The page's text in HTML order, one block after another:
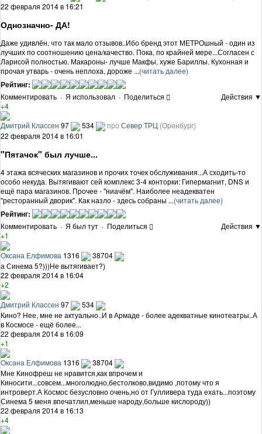
22 февраля 2014 в 16:21
Однозначно- ДА!
Даже удивлён, что так мало отзывов..Ибо бренд этот МЕТРОшный - один из
лучших по соотношению цена/качество. Пока, по крайней мере...Согласен с
Ларисой полностью. Макароны- лучше Макфы, хуже Бариллы. Кухонная и
прочая утварь - очень неплоха, дороже ...(читать далее)
Рейтинг:
Комментировать · Я использовал · Поделиться
Действия ▼
+4
Дмитрий Классен 97 534 про Север ТРЦ (Оренбург)
22 февраля 2014 в 16:01
"Пятачок" был лучше...
4 этажа всяческих магазинов и прочих точек обслуживания...А сходить-то
особо некуда. Вытягивают сей комплекс 3-4 конторки: Гипермагнит, DNS и
ещё пара магазинов. Прочее - "ниачём". Наиболее неадекватен
"ресторанный дворик". Как назло - здесь собраны ...(читать далее)
Рейтинг:
Комментировать · Я был тут · Поделиться
Действия ▼
+1
Оксана Елфимова 1316
38704
а Синема 5?)))Не вытягивает?)
22 февраля 2014 в 16:04
+2
Дмитрий Классен 97
534
Кино? Нее, мне не актуально..И в Армаде - более адекватные кинотеатры..А
в Космосе - ещё более...
22 февраля 2014 в 16:09
+1
Оксана Елфимова 1316
38704
Мне Кинофреш не нравится,как впрочем и
Киносити...совсем...многолюдно,бестолково,видимо ,потому что я
интроверт.А Космос безусловно очень,но от Гулливера туда ехать...поэтому
Синема 5 меня впечатлил,меньше народу,больше кислороду))
22 февраля 2014 в 16:13
+4